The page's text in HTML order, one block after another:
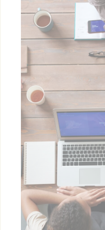
الارتباط
الارتباط اللازمة أن يتصرف موقع
أو الملاحة في الموقع
تعريف الارتباط التفضيلية بحفظ
اسم
D-edge Cookie
Consent
D-edge Cookie
Consent
D-edge Cookie
Consent
D-edge Cookie